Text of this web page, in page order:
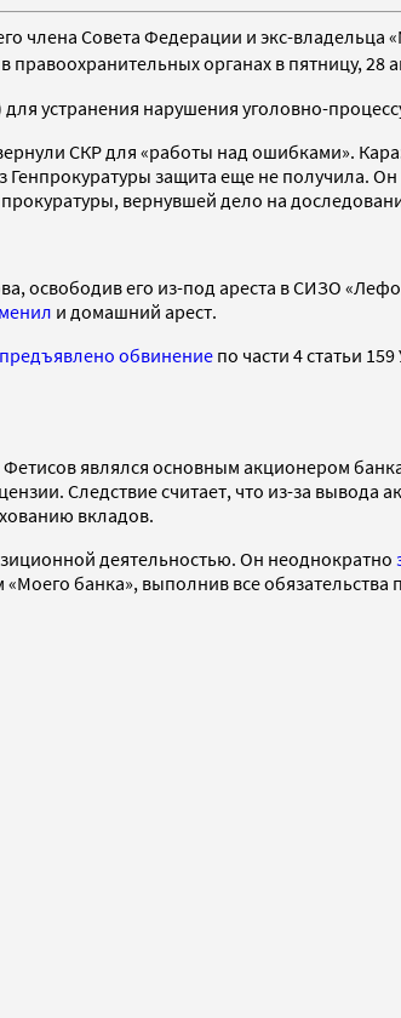
члена Совета Федерации и экс-владельца
органах в пятницу, 28
устранения нарушения уголовно-
СКР для «работы над ошибками».
защита еще не получила.
вернувшей дело на
освободив его из-под ареста в СИЗО
и домашний арест.
предъявлено обвинение по части 4 статьи
являлся основным акционером
Следствие считает, что из-за вывода
вкладов.
деятельностью. Он неоднократно
банка», выполнив все обязательства